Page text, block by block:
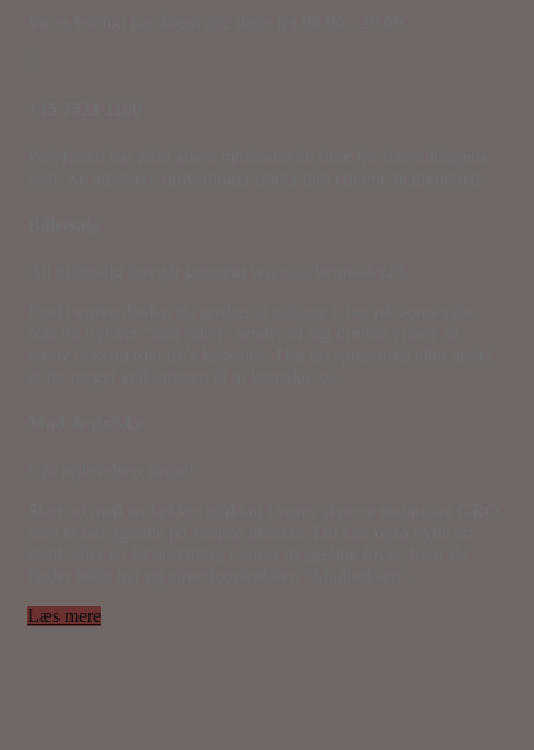
Læs mere